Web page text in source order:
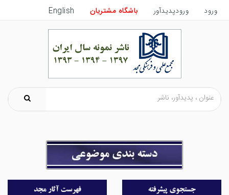
ورود ورودپدیدآور باشگاه مشتریان English